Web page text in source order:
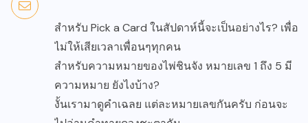
สำหรับ Pick a Card ในสัปดาห์นี้จะเป็นอย่างไร? เพื่อ
ไม่ให้เสียเวลาเพื่อนๆทุกคน
สำหรับความหมายของไพ่ชินจัง หมายเลข 1 ถึง 5 มี
ความหมาย ยังไงบ้าง?
งั้นเรามาดูคำเฉลย แต่ละหมายเลขกันครับ ก่อนจะ